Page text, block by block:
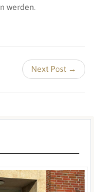
werden.
Next Post →